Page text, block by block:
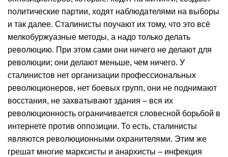
политические партии, ходят наблюдателями на выборы
и так далее. Сталинисты поучают их тому, что это всё
мелкобуржуазные методы, а надо только делать
революцию. При этом сами они ничего не делают для
революции; они делают меньше, чем ничего. У
сталинистов нет организации профессиональных
революционеров, нет боевых групп, они не поднимают
восстания, не захватывают здания – вся их
революционность ограничивается словесной борьбой в
интернете против оппозиции. То есть, сталинисты
являются революционными охранителями. Этим же
грешат многие марксисты и анархисты – инфекция